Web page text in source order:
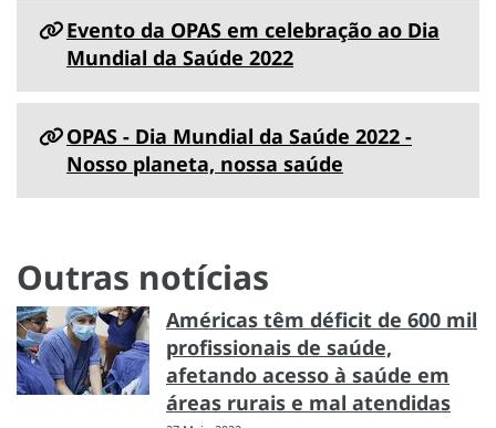
Evento da OPAS em celebração ao Dia
Mundial da Saúde 2022
OPAS - Dia Mundial da Saúde 2022 -
Nosso planeta, nossa saúde
Outras notícias
Américas têm déficit de 600 mil
profissionais de saúde,
afetando acesso à saúde em
áreas rurais e mal atendidas